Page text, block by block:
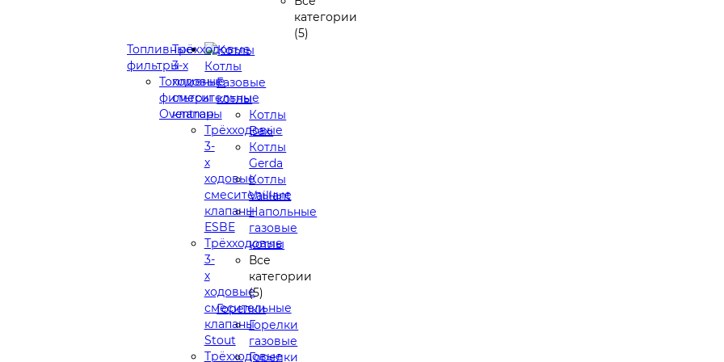
категории
(5)
Топливные
фильтры
Топливные
фильтры
Oventrop
Трёхходовые
3-х
ходовые
смесительные
клапаны
Трёхходовые
3-
х
ходовые
смесительные
клапаны
ESBE
Трёхходовые
3-
х
ходовые
смесительные
клапаны
Stout
Трёхходовые
Котлы
Газовые
котлы
Котлы
Baxi
Котлы
Gerda
Котлы
Vaillant
Напольные
газовые
котлы
Все
категории
(5)
Горелки
Горелки
газовые
Горелки